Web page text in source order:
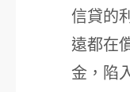
信貸的
遠都在
金，陷